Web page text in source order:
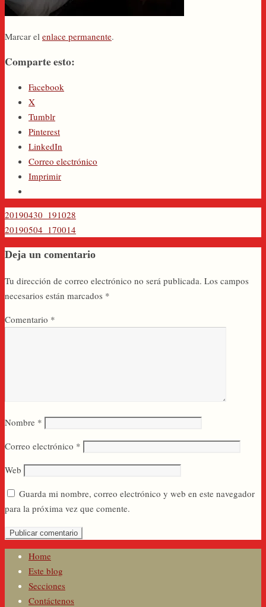
Marcar el enlace permanente.
Comparte esto:
Facebook
X
Tumblr
Pinterest
LinkedIn
Correo electrónico
Imprimir
20190430_191028
20190504_170014
Deja un comentario
Tu dirección de correo electrónico no será publicada. Los campos
necesarios están marcados *
Comentario *
Nombre *
Correo electrónico *
Web
Guarda mi nombre, correo electrónico y web en este navegador
para la próxima vez que comente.
Home
Este blog
Secciones
Contáctenos